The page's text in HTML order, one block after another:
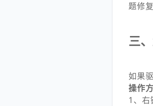
题修
三
如果
操作方
1、右